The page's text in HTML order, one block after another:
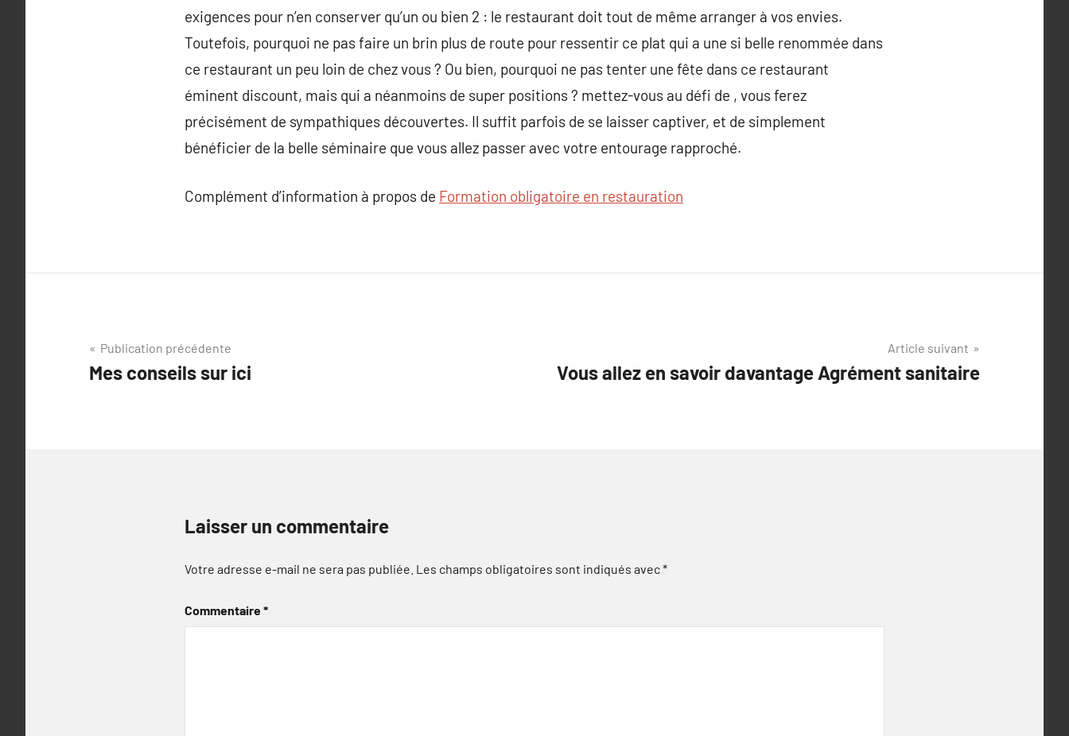
exigences pour n’en conserver qu’un ou bien 2 : le restaurant doit tout de même arranger à vos envies.
Toutefois, pourquoi ne pas faire un brin plus de route pour ressentir ce plat qui a une si belle renommée dans
ce restaurant un peu loin de chez vous ? Ou bien, pourquoi ne pas tenter une fête dans ce restaurant
éminent discount, mais qui a néanmoins de super positions ? mettez-vous au défi de , vous ferez
précisément de sympathiques découvertes. Il suffit parfois de se laisser captiver, et de simplement
bénéficier de la belle séminaire que vous allez passer avec votre entourage rapproché.
Complément d’information à propos de Formation obligatoire en restauration
Navigation
de
Publication précédente
Mes conseils sur ici
Article suivant
Vous allez en savoir davantage Agrément sanitaire
Laisser un commentaire
Votre adresse e-mail ne sera pas publiée. Les champs obligatoires sont indiqués avec*
Commentaire*